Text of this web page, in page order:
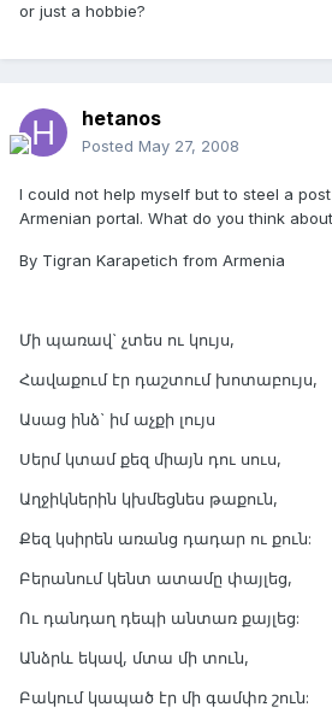
or just a hobbie?
hetanos
Posted May 27, 2008
I could not help myself but to steel a
Armenian portal. What do you think
By Tigran Karapetich from Armenia
Մի պառավ` չտես ու կույս,
Հավաքում էր դաշտում խոտաբույս,
Ասաց ինձ` իմ աչքի լույս
Սերմ կտամ քեզ միայն դու սուս,
Աղջիկներին կխմեցնես թաքուն,
Քեզ կսիրեն առանց դադար ու քուն:
Բերանում կենտ ատամը փայլեց,
Ու դանդաղ դեպի անտառ քայլեց:
Անձրև եկավ, մտա մի տուն,
Բակում կապած էր մի գամփռ շուն: